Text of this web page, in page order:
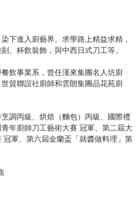
下進入廚藝界。求學路上精益求精，
、杯飲裝飾，與中西日式刀工等。
飲事業系，曾任漢來集團名人坊廚
貿聯誼社廚師和雲朗集團品花苑廚
調丙級、烘焙（麵包）丙級、國際禮
年廚師刀工藝術大賽 冠軍、第二屆大
冠軍、第六屆金蘭盃「就醬做料理」第